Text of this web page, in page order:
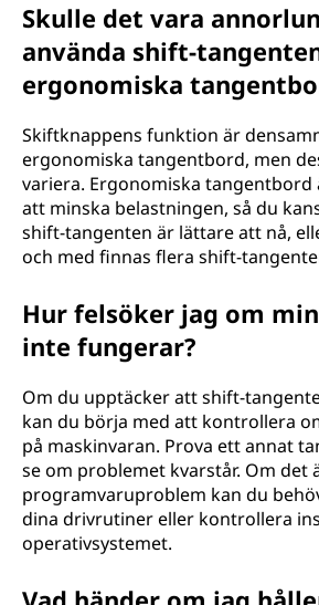
Skulle det vara
använda shift-
ergonomiska
Skiftknappens funktion är
ergonomiska tangentbord, men
variera. Ergonomiska
att minska belastningen, så du
shift-tangenten är lättare att nå,
och med finnas flera shift-
Hur felsöker jag om
inte fungerar?
Om du upptäcker att shift-
kan du börja med att kontrollera
på maskinvaran. Prova ett annat
se om problemet kvarstår. Om det
programvaruproblem kan du
dina drivrutiner eller kontrollera
operativsystemet.